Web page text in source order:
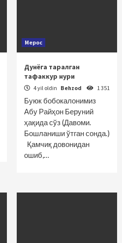
Мерос
Дунёга таралган
тафаккур нури
4 yil oldin Behzod 1 351
Буюк бобокалонимиз
Абу Райҳон Беруний
ҳақида сўз (Давоми.
Бошланиши ўтган сонда.)
Қамчиқ довонидан
ошиб,…